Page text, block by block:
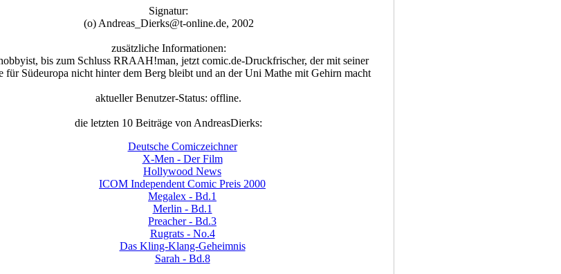
Signatur:
(o) Andreas_Dierks@t-online.de, 2002
zusätzliche Informationen:
bis zum Schluss RRAAH!man, jetzt comic.de-Druckfrischer, der mit seiner
für Südeuropa nicht hinter dem Berg bleibt und an der Uni Mathe mit Gehirn macht
aktueller Benutzer-Status: offline.
die letzten 10 Beiträge von AndreasDierks:
Deutsche Comiczeichner
X-Men - Der Film
Hollywood News
ICOM Independent Comic Preis 2000
Megalex - Bd.1
Merlin - Bd.1
Preacher - Bd.3
Rugrats - No.4
Das Kling-Klang-Geheimnis
Sarah - Bd.8